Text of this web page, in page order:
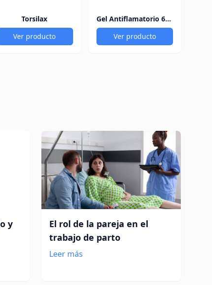
Torsilax
Ver producto
Gel Antiflamatorio 60Gr
Ver producto
y
El rol de la pareja en el
trabajo de parto
Leer más